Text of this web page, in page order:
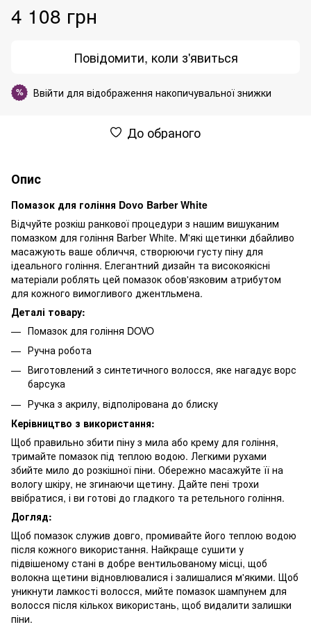
4 108 грн
Повідомити, коли з'явиться
% Ввійти для відображення накопичувальної знижки
До обраного
Опис
Помазок для гоління Dovo Barber White
Відчуйте розкіш ранкової процедури з нашим вишуканим
помазком для гоління Barber White. М'які щетинки дбайливо
масажують ваше обличчя, створюючи густу піну для
ідеального гоління. Елегантний дизайн та високоякісні
матеріали роблять цей помазок обов'язковим атрибутом
для кожного вимогливого джентльмена.
Деталі товару:
Помазок для гоління DOVO
Ручна робота
Виготовлений з синтетичного волосся, яке нагадує ворс
барсука
Ручка з акрилу, відполірована до блиску
Керівництво з використання:
Щоб правильно збити піну з мила або крему для гоління,
тримайте помазок під теплою водою. Легкими рухами
збийте мило до розкішної піни. Обережно масажуйте її на
вологу шкіру, не згинаючи щетину. Дайте пені трохи
ввібратися, і ви готові до гладкого та ретельного гоління.
Догляд:
Щоб помазок служив довго, промивайте його теплою водою
після кожного використання. Найкраще сушити у
підвішеному стані в добре вентильованому місці, щоб
волокна щетини відновлювалися і залишалися м'якими. Щоб
уникнути ламкості волосся, мийте помазок шампунем для
волосся після кількох використань, щоб видалити залишки
піни.